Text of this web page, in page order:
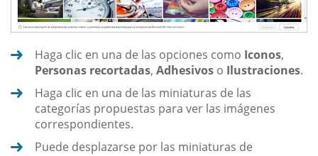
Haga clic en una de las opciones como Iconos,
Personas recortadas, Adhesivos o Ilustraciones.
Haga clic en una de las miniaturas de las
categorías propuestas para ver las imágenes
correspondientes.
Puede desplazarse por las miniaturas de